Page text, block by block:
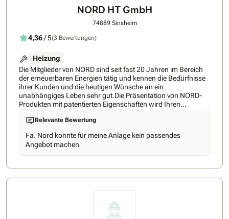
jedoch auch Wärmepumpen der Hersteller Viessmann,
Junkers, Daikin und Vaillant an. Wir arbeiten
herstellerunabhängig und zielen darauf ab für Dein Zuhause
NORD HT GmbH
74889 Sinsheim
4,36/ 5(3 Bewertungen)
Heizung
Die Mitglieder von NORD sind seit fast 20 Jahren im Bereich
der erneuerbaren Energien tätig und kennen die Bedürfnisse
ihrer Kunden und die heutigen Wünsche an ein
unabhängiges Leben sehr gut.Die Präsentation von NORD-
Produkten mit patentierten Eigenschaften wird Ihren
Lebensstandard so smart und effizient wie nie zuvor
machen.Der niedrige Verbrauch der NORD-Produkte und der
neu konzipierte intelligente Betrieb im NORD-EcoMode-
Energiesparmodus ermöglichen eine optimale Ausnutzung
der eigenen Energieproduktion und sorgen so für niedrigste
Energierechnungen.NORD ist die richtige Wahl für das
Relevante Bewertung
Fa. Nord konnte für meine Anlage kein passendes
Angebot machen